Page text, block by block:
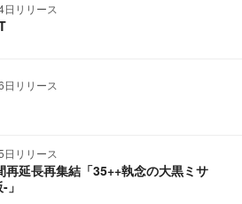
リリース
リリース
リリース
再延長再集結「35++執念の大黒ミサ